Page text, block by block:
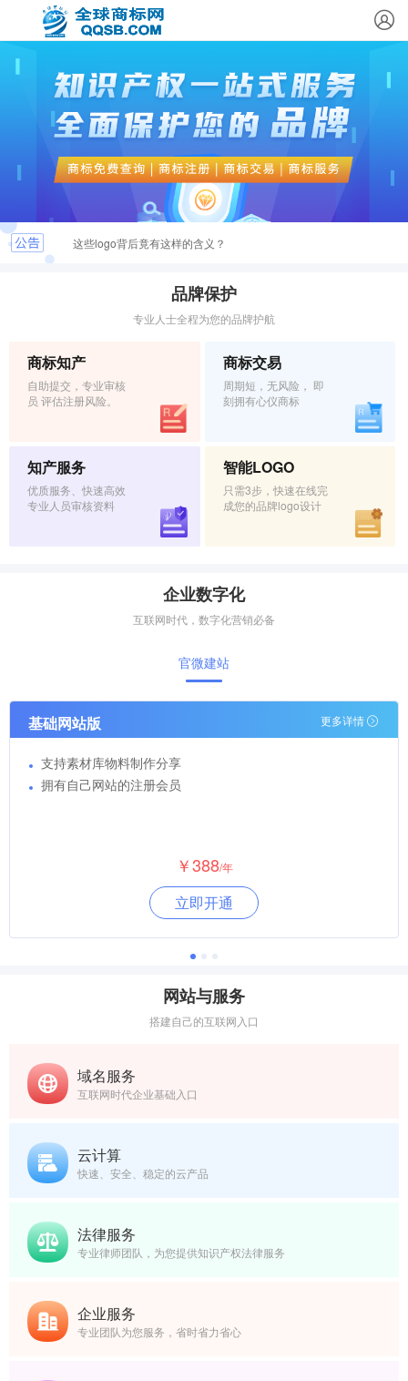
这些logo背后竟有这样的含义？
最新商标文件送达公告
恭喜您取得商标注册证书，请及时领取
关于.INFO & .MOBI实名认证的重要通知
弘扬社会正能量，杜绝域名不良应用倡议
品牌保护
专业人士全程为您的品牌护航
商标知产
自助提交，专业审核
员 评估注册风险。
商标交易
周期短，无风险， 即
刻拥有心仪商标
知产服务
优质服务、快速高效
专业人员审核资料
智能LOGO
只需3步，快速在线完
成您的品牌logo设计
企业数字化
互联网时代，数字化营销必备
官微建站
基础网站版 更多详情
支持素材库物料制作分享
拥有自己网站的注册会员
￥388/年
立即开通
网站与服务
搭建自己的互联网入口
域名服务
互联网时代企业基础入口
云计算
快速、安全、稳定的云产品
法律服务
专业律师团队，为您提供知识产权法律服务
企业服务
专业团队为您服务，省时省力省心